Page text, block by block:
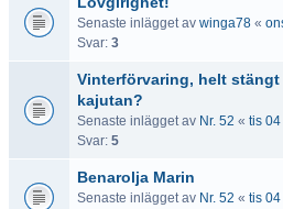
Senaste inlägget av winga78 «
Svar: 3
Vinterförvaring, helt
kajutan?
Senaste inlägget av Nr. 52 « tis
Svar: 5
Benarolja Marin
Senaste inlägget av Nr. 52 « tis